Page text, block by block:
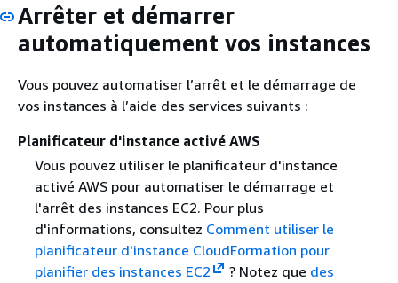
Arrêter et démarrer
automatiquement vos instances
Vous pouvez automatiser l’arrêt et le démarrage de
vos instances à l’aide des services suivants :
Planificateur d'instance activé AWS
Vous pouvez utiliser le planificateur d'instance
activé AWS pour automatiser le démarrage et
l'arrêt des instances EC2. Pour plus
d'informations, consultez Comment utiliser le
planificateur d'instance CloudFormation pour
planifier des instances EC2
? Notez que des